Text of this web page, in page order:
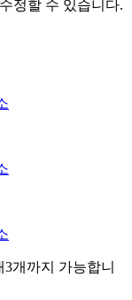
정할 수 있습니다.
개까지 가능합니